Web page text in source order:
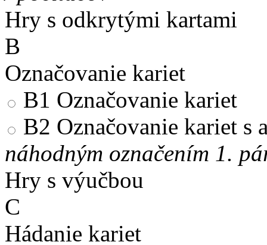
Hry s odkrytými kartami
B
Označovanie kariet
B1 Označovanie kariet
B2 Označovanie kariet s
náhodným označením 1.
Hry s výučbou
C
Hádanie kariet